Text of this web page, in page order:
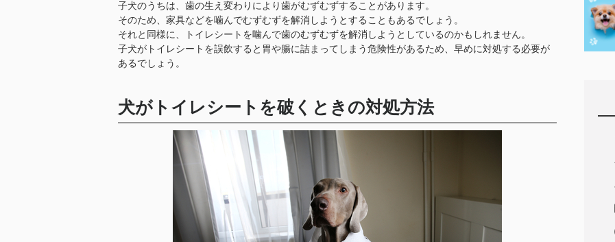
子犬のうちは、歯の生え変わりにより歯がむずむずすることがあります。
そのため、家具などを噛んでむずむずを解消しようとすることもあるでしょう。
それと同様に、トイレシートを噛んで歯のむずむずを解消しようとしているのかもしれません。
子犬がトイレシートを誤飲すると胃や腸に詰まってしまう危険性があるため、早めに対処する必要が
あるでしょう。
犬がトイレシートを破くときの対処方法